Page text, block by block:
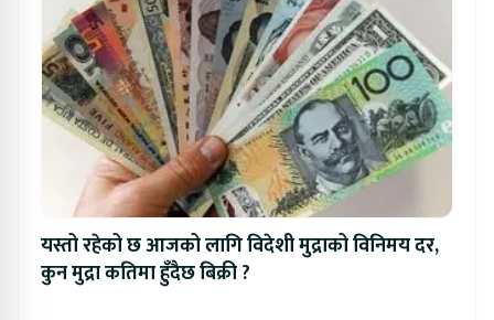
यस्तो रहेको छ आजको लागि विदेशी मुद्राको विनिमय दर,
कुन मुद्रा कतिमा हुँदैछ बिक्री ?